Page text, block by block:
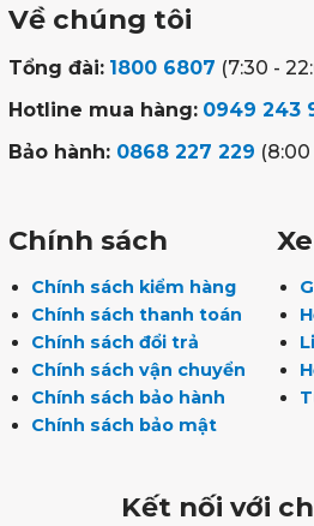
Về chúng tôi
Tổng đài: 1800 6807 (7:30 -
Hotline mua hàng: 0949 243
Bảo hành: 0868 227 229 (8:00
Chính sách
Chính sách kiểm hàng
Chính sách thanh toán
Chính sách đổi trả
Chính sách vận chuyển
Chính sách bảo hành
Chính sách bảo mật
Kết nối với